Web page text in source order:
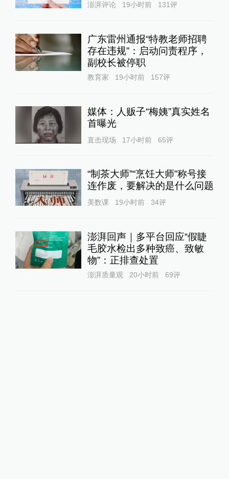
澎湃评论 19小时前 131评
广东雷州通报“特教老师招聘
存在违规”：启动问责程序，
副校长被停职
教育家 19小时前 157评
媒体：人贩子“梅姨”真实姓名
首曝光
直击现场 17小时前 65评
“制茶大师”“烹饪大师”称号接
连作废，要解决的是什么问题
美数课 19小时前 34评
澎湃回声｜多平台回应“假睫
毛胶水检出多种致癌、致敏
物”：正排查处置
澎湃质量观 20小时前 69评